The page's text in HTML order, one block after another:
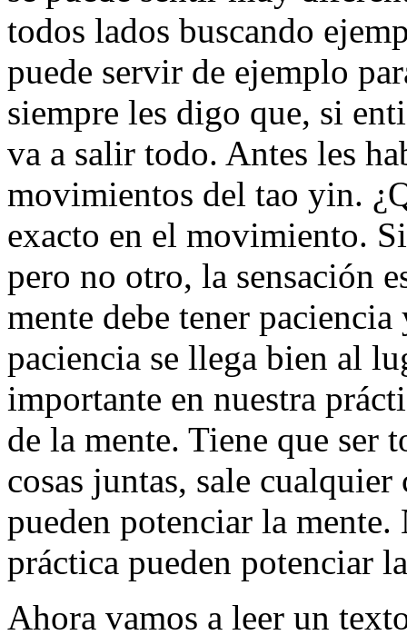
todos lados buscando
puede servir de ejemplo
siempre les digo que, si
va a salir todo. Antes les
movimientos del tao yin.
exacto en el movimiento.
pero no otro, la sensación
mente debe tener
paciencia se llega bien al
importante en nuestra
de la mente. Tiene que ser
cosas juntas, sale
pueden potenciar la
práctica pueden potenciar
Ahora vamos a leer un